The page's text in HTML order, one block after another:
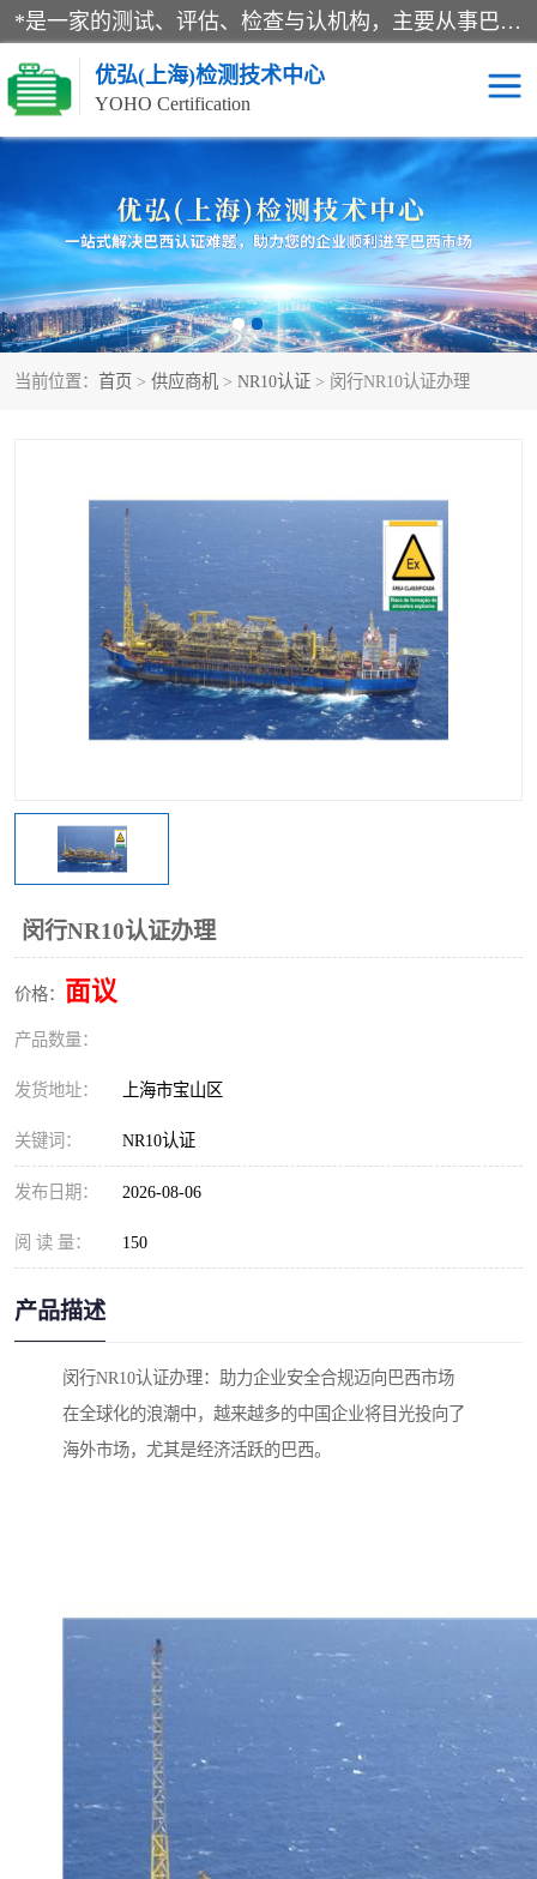
*是一家的测试、评估、检查与认机构，主要从事巴西NR10认证、NR12认证、NR13认证；ANATEL认证、INMTRO认证，欧盟CE认证：MD认证，PED认证，MID认证，ATEX认证，德国蓝色天使认证。
优弘(上海)检测技术中心
YOHO Certification
当前位置： 首页 > 供应商机 > NR10认证 > 闵行NR10认证办理
闵行NR10认证办理
价格： 面议
产品数量：
发货地址： 上海市宝山区
关键词： NR10认证
发布日期： 2026-08-06
阅 读 量： 150
产品描述
闵行NR10认证办理：助力企业安全合规迈向巴西市场
在全球化的浪潮中，越来越多的中国企业将目光投向了
海外市场，尤其是经济活跃的巴西。
RECYCLASS认证 NR10认证
NR12认证 NR13认证
ART认证 巴西NR认证
巴西认证 RETIE认证